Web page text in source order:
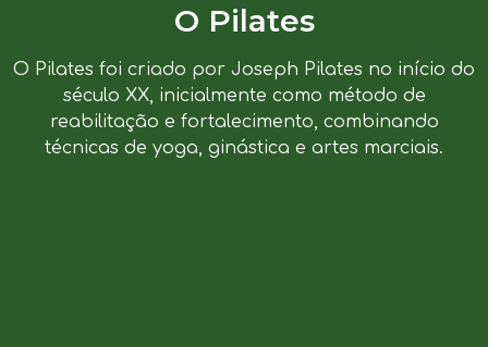
O Pilates
O Pilates foi criado por Joseph Pilates no início do
século XX, inicialmente como método de
reabilitação e fortalecimento, combinando
técnicas de yoga, ginástica e artes marciais.